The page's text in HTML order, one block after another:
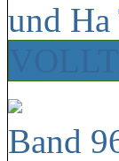
und Ha
Band